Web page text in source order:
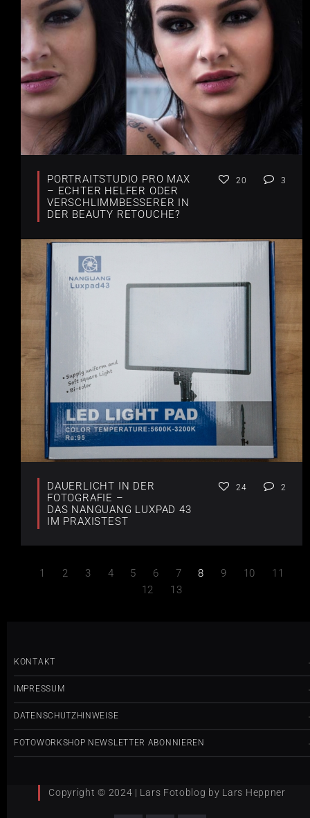
PORTRAITSTUDIO PRO MAX
– ECHTER HELFER ODER
VERSCHLIMMBESSERER IN
DER BEAUTY RETOUCHE?
20 3
DAUERLICHT IN DER
FOTOGRAFIE –
DAS NANGUANG LUXPAD 43
IM PRAXISTEST
24 2
1 2 3 4 5 6 7 8 9 10
11
12
13
KONTAKT
IMPRESSUM
DATENSCHUTZHINWEISE
FOTOWORKSHOP NEWSLETTER ABONNIEREN
Copyright © 2024 | Lars Fotoblog by Lars Heppner